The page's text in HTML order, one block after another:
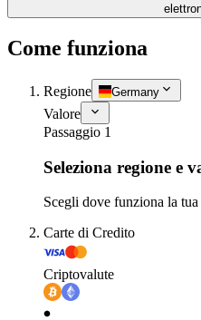
Come funziona
Regione Germany
Valore
Passaggio 1
Seleziona regione e
Scegli dove funziona la
Carte di Credito
Criptovalute